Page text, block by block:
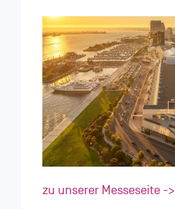
zu unserer Messeseite ->